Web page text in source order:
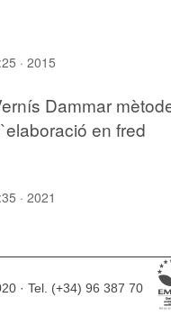
· 2015
Dammar
en fred
· 2021
· Tel. (+34) 96 387 70